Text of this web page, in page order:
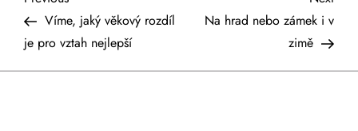
a
v
PostVíme, jaký věkový rozdíl
je pro vztah nejlepší
Post
Na hrad nebo zámek i v
zimě